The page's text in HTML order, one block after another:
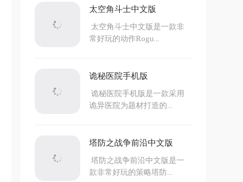
太空角斗士中文版
太空角斗士中文版是一款非
常好玩的动作Rogu...
诡秘医院手机版
诡秘医院手机版是一款采用
诡异医院为题材打造的...
塔防之战争前沿中文版
塔防之战争前沿中文版是一
款非常好玩的策略塔防...